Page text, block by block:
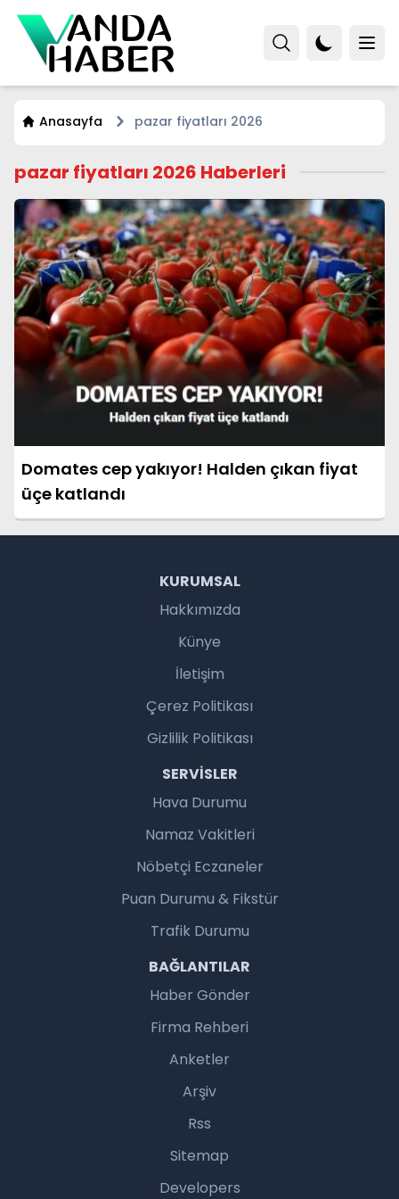
Anasayfa pazar fiyatları 2026
pazar fiyatları 2026 Haberleri
Domates cep yakıyor! Halden çıkan fiyat
üçe katlandı
KURUMSAL
Hakkımızda
Künye
İletişim
Çerez Politikası
Gizlilik Politikası
SERVISLER
Hava Durumu
Namaz Vakitleri
Nöbetçi Eczaneler
Puan Durumu & Fikstür
Trafik Durumu
BAĞLANTILAR
Haber Gönder
Firma Rehberi
Anketler
Arşiv
Rss
Sitemap
Developers